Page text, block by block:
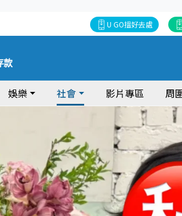
U GO搵好去處
款
娛樂 社會 影片專區 周